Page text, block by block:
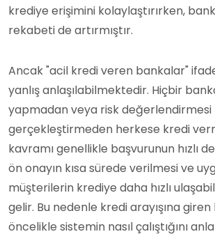
krediye erişimini kolaylaştırırken,
rekabeti de artırmıştır.
Ancak "acil kredi veren bankalar"
yanlış anlaşılabilmektedir. Hiçbir
yapmadan veya risk değerlendirmesi
gerçekleştirmeden herkese kredi
kavramı genellikle başvurunun hızlı
ön onayın kısa sürede verilmesi ve
müşterilerin krediye daha hızlı
gelir. Bu nedenle kredi arayışına giren
öncelikle sistemin nasıl çalıştığını